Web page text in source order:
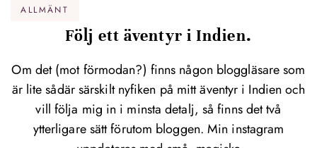
ALLMÄNT
Följ ett äventyr i Indien.
Om det (mot förmodan?) finns någon bloggläsare som
är lite sådär särskilt nyfiken på mitt äventyr i Indien och
vill följa mig in i minsta detalj, så finns det två
ytterligare sätt förutom bloggen. Min instagram